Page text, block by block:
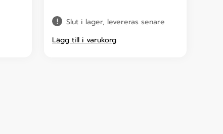
Slut i lager, levereras senare
Lägg till i varukorg